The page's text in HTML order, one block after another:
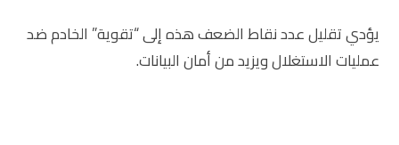
يؤدي تقليل عدد نقاط الضعف هذه إلى “تقوية” الخادم ضد
عمليات الاستغلال ويزيد من أمان البيانات.